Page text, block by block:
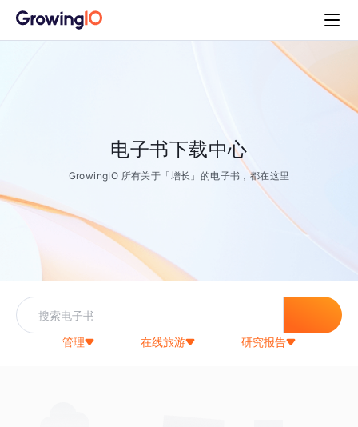
电子书下载中心
GrowingIO 所有关于「增长」的电子书，都在这里
管理 在线旅游 研究报告